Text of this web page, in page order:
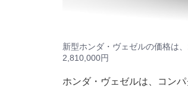
新型ホンダ・ヴェゼルの価格は
2,810,000円
ホンダ・ヴェゼルは、コン